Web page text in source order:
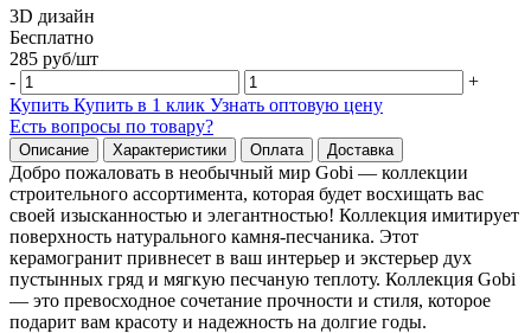
3D дизайн
Бесплатно
285 руб/шт
-
+
Купить Купить в 1 клик Узнать оптовую цену
Есть вопросы по товару?
Описание Характеристики Оплата Доставка
Добро пожаловать в необычный мир Gobi — коллекции
строительного ассортимента, которая будет восхищать вас
своей изысканностью и элегантностью! Коллекция имитирует
поверхность натурального камня-песчаника. Этот
керамогранит привнесет в ваш интерьер и экстерьер дух
пустынных гряд и мягкую песчаную теплоту. Коллекция Gobi
— это превосходное сочетание прочности и стиля, которое
подарит вам красоту и надежность на долгие годы.